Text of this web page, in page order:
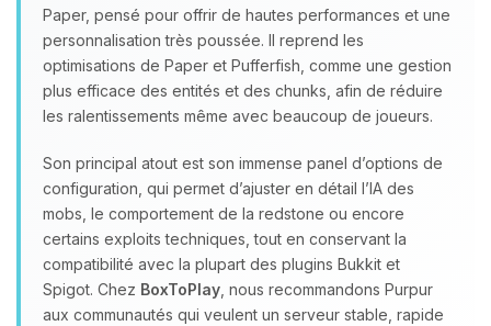
Paper, pensé pour offrir de hautes performances et une
personnalisation très poussée. Il reprend les
optimisations de Paper et Pufferfish, comme une gestion
plus efficace des entités et des chunks, afin de réduire
les ralentissements même avec beaucoup de joueurs.
Son principal atout est son immense panel d’options de
configuration, qui permet d’ajuster en détail l’IA des
mobs, le comportement de la redstone ou encore
certains exploits techniques, tout en conservant la
compatibilité avec la plupart des plugins Bukkit et
Spigot. Chez BoxToPlay , nous recommandons Purpur
aux communautés qui veulent un serveur stable, rapide
Youpi, enfin quelqu’un pour me
parler ! Moi c’est Choupy, ton petit
assistant BoxToPlay. Dis-moi ce dont
tu as besoin et je vais remuer mes
petits circuits pour t’aider.
09/08/2026 à 10:06